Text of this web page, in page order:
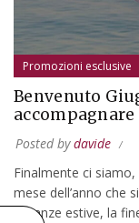
Promozioni esclusive
Benvenuto
accompagnare
Posted bydavide
Finalmente ci
mese dell’anno che
vacanze estive, la